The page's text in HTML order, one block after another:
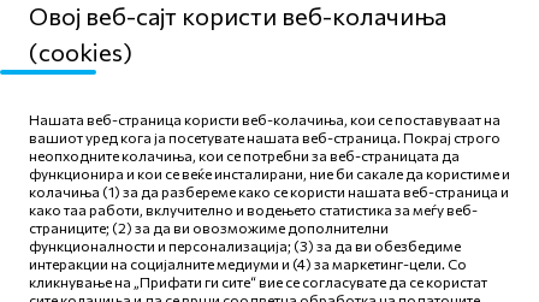
Политика за приватност
Правила и услови за
користење
Политика за колачиња
Овој веб-сајт користи веб-колачиња
(cookies)
Нашата веб-страница користи веб-колачиња, кои се поставуваат на
вашиот уред кога ја посетувате нашата веб-страница. Покрај строго
неопходните колачиња, кои се потребни за веб-страницата да
функционира и кои се веќе инсталирани, ние би сакале да користиме и
колачиња (1) за да разбереме како се користи нашата веб-страница и
како таа работи, вклучително и водењето статистика за меѓу веб-
страниците; (2) за да ви овозможиме дополнителни
функционалности и персонализација; (3) за да ви обезбедиме
интеракции на социјалните медиуми и (4) за маркетинг-цели. Со
кликнување на „Прифати ги сите“ вие се согласувате да се користат